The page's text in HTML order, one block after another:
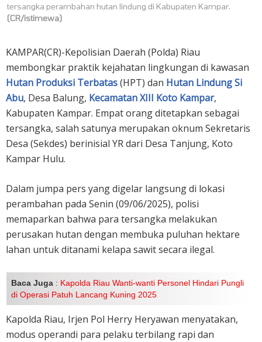
tersangka perambahan hutan lindung di Kabupaten Kampar.
(CR/istimewa)
KAMPAR(CR)-Kepolisian Daerah (Polda) Riau
membongkar praktik kejahatan lingkungan di kawasan
Hutan Produksi Terbatas(HPT) dan Hutan Lindung Si
Abu, Desa Balung, Kecamatan XIII Koto Kampar,
Kabupaten Kampar. Empat orang ditetapkan sebagai
tersangka, salah satunya merupakan oknum Sekretaris
Desa (Sekdes) berinisial YR dari Desa Tanjung, Koto
Kampar Hulu.
Dalam jumpa pers yang digelar langsung di lokasi
perambahan pada Senin (09/06/2025), polisi
memaparkan bahwa para tersangka melakukan
perusakan hutan dengan membuka puluhan hektare
lahan untuk ditanami kelapa sawit secara ilegal.
Baca Juga : Kapolda Riau Wanti-wanti Personel Hindari Pungli
di Operasi Patuh Lancang Kuning 2025
Kapolda Riau, Irjen Pol Herry Heryawan menyatakan,
modus operandi para pelaku terbilang rapi dan